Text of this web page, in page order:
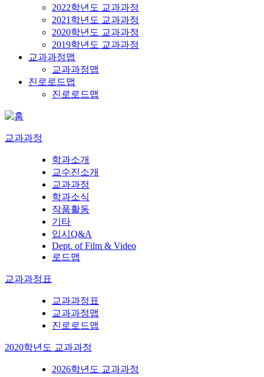
2022학년도 교과과정
2021학년도 교과과정
2020학년도 교과과정
2019학년도 교과과정
교과과정맵
교과과정맵
진로로드맵
진로로드맵
교과과정
학과소개
교수진소개
교과과정
학과소식
작품활동
기타
입시Q&A
Dept. of Film & Video
로드맵
교과과정표
교과과정표
교과과정맵
진로로드맵
2020학년도 교과과정
2026학년도 교과과정